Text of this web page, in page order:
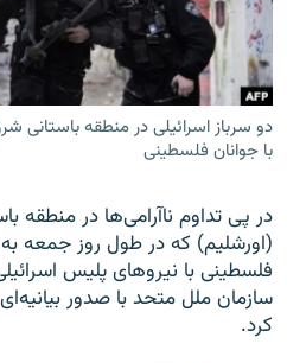
زبان‌های دیگر
دو سرباز اسرائیلی در منطقه باستانی
با جوانان فلسطینی
در پی تداوم ناآرامی‌ها در
(اورشلیم) که در طول روز جمعه
فلسطینی با نیروهای پلیس
سازمان ملل متحد با صدور
کرد.